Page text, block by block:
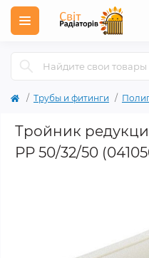
Трубы и фитинги
Тройник
РР 50/32/50